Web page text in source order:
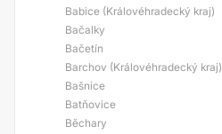
Babice (Královéhradecký kraj)
Bačalky
Bačetín
Barchov (Královéhradecký kraj)
Bašnice
Batňovice
Běchary